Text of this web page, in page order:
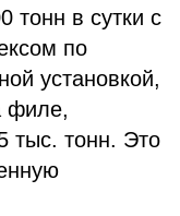
тонн в сутки с
по
установкой,
филе,
тыс. тонн. Это